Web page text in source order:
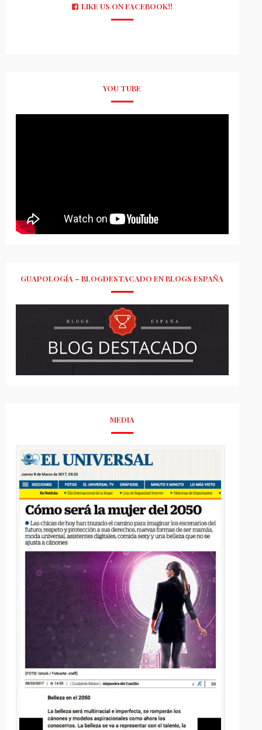
LIKE US ON FACEBOOK!!
YOU TUBE
GUAPOLOGÍA – BLOGDESTACADO EN BLOGS ESPAÑA
MEDIA